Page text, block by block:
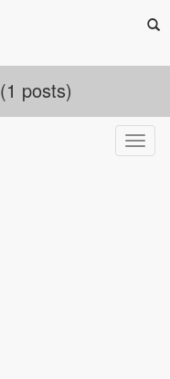
(1 posts)